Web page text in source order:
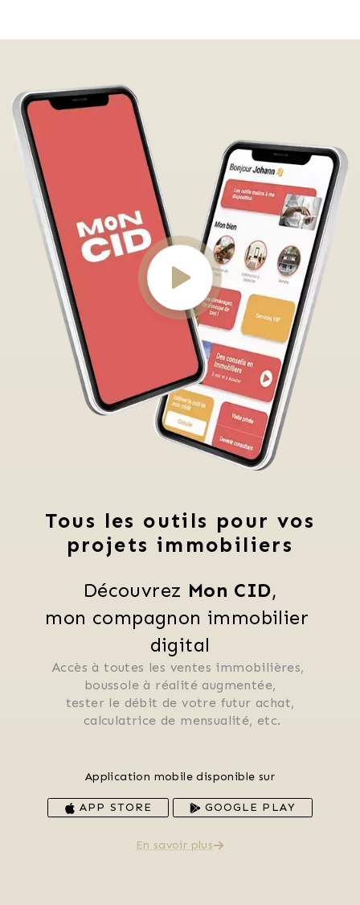
Tous les outils pour vos
projets immobiliers
Découvrez Mon CID,
mon compagnon immobilier
digital
Accès à toutes les ventes immobilières,
boussole à réalité augmentée,
tester le débit de votre futur achat,
calculatrice de mensualité, etc.
Application mobile disponible sur
APP STORE GOOGLE PLAY
En savoir plus